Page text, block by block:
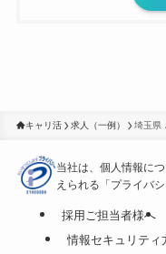
キャリ活 求人（一例） 埼玉県
当社は、個人情報に
えられる「プライバ
採用ご担当者様へ
情報セキュリティ